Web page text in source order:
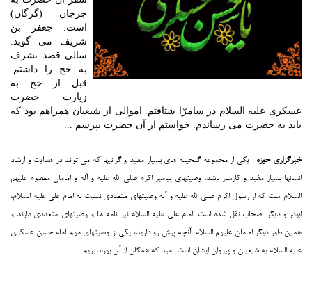
جرجان (گرگان)
است. جعفر بن
شریف می گوید:
سالی قصد تشرف
به حج را داشتم.
قبل از حج به
زیارت حضرت
عسکری علیه السلام در سامرّا شتافتم. اموالی از شیعیان همراهم بود که
باید به حضرت می رساندم. خواستم از آن حضرت بپرسم ...
خبرگزاری حوزه | یکی از مجموعه گنجینه های بسیار مفید و گرانبها که می تواند در هدایت و ارشاد
انسانها بسیار مفید و کارساز باشد، وصیتهای پیامبر اکرم صلی الله علیه و آله و امامان معصوم علیهم
السلام است که از رسول اکرم صلی الله علیه و آله وصیتهای متعددی نسبت به امام علی علیه السلام،
ابوذر و دیگر اصحاب نقل شده است. امام علی علیه السلام نیز نامه ها و وصیتهای متعددی دارند و
همین طور دیگر امامان علیهم السلام. آنچه پیش رو دارید، یکی از وصیتهای مهم امام حسن عسکری
علیه السلام به شیعیان و پیروان ایشان است. امید که همگان از آن بهره ببریم.